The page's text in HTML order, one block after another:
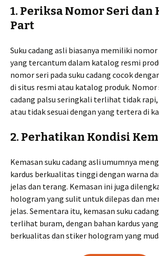
1. Periksa Nomor Seri dan
Part
Suku cadang asli biasanya memiliki nomor
yang tercantum dalam katalog resmi
nomor seri pada suku cadang cocok
di situs resmi atau katalog produk. Nomor
cadang palsu seringkali terlihat tidak rapi,
atau tidak sesuai dengan yang tertera di
2. Perhatikan Kondisi
Kemasan suku cadang asli umumnya
kardus berkualitas tinggi dengan warna
jelas dan terang. Kemasan ini juga
hologram yang sulit untuk dilepas dan
jelas. Sementara itu, kemasan suku
terlihat buram, dengan bahan kardus
berkualitas dan stiker hologram yang